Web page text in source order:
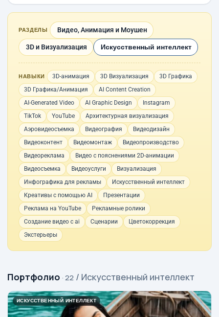
РАЗДЕЛЫ Видео, Анимация и Моушен
3D и Визуализация Искусственный интеллект
НАВЫКИ 3D-анимация 3D Визуализация
3D Графика
3D Графика/Анимация
AI Content Creation
AI-Generated Video
AI Graphic Design
Instagram
TikTok
YouTube
Архитектурная визуализация
Аэровидеосъемка
Видеография
Видеодизайн
Видеоконтент
Видеомонтаж
Видеопроизводство
Видеореклама
Видео с пояснениями 2D-анимации
Видеосъемка
Видеоуслуги
Визуализация
Инфографика для рекламы
Искусственный интеллект
Креативы с помощью AI
Презентации
Реклама на YouTube
Рекламные ролики
Создание видео с ai
Сценарии
Цветокоррекция
Экстерьеры
Портфолио · 22 / Искусственный интеллект
ИСКУССТВЕННЫЙ ИНТЕЛЛЕКТ